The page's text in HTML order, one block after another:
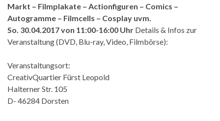
Markt – Filmplakate – Actionfiguren – Comics –
Autogramme – Filmcells – Cosplay uvm.
So. 30.04.2017 von 11:00-16:00 Uhr Details & Infos zur
Veranstaltung (DVD, Blu-ray, Video, Filmbörse):
Veranstaltungsort:
CreativQuartier Fürst Leopold
Halterner Str. 105
D- 46284 Dorsten